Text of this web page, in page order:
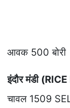
आवक 500 बोरी
इंदौर मंडी
चावल 1509